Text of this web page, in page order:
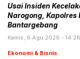
Usai Insiden
Narogong, Kapolres
Bantargebang
Kamis, 6 Agu 2026 -
Ekonomi & Bisnis